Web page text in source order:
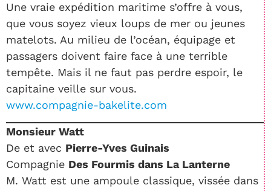
Une vraie expédition maritime s’offre à vous,
que vous soyez vieux loups de mer ou jeunes
matelots. Au milieu de l’océan, équipage et
passagers doivent faire face à une terrible
tempête. Mais il ne faut pas perdre espoir, le
capitaine veille sur vous.
www.compagnie-bakelite.com
Monsieur Watt
De et avec Pierre-Yves Guinais
Compagnie Des Fourmis dans La Lanterne
M. Watt est une ampoule classique, vissée dans